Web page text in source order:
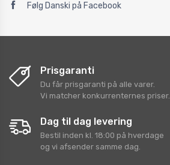
Følg Danski på Facebook
Prisgaranti
Du får prisgaranti på alle varer.
Vi matcher konkurrenternes priser.
Dag til dag levering
Bestil inden kl. 18:00 på hverdage
og vi afsender samme dag.